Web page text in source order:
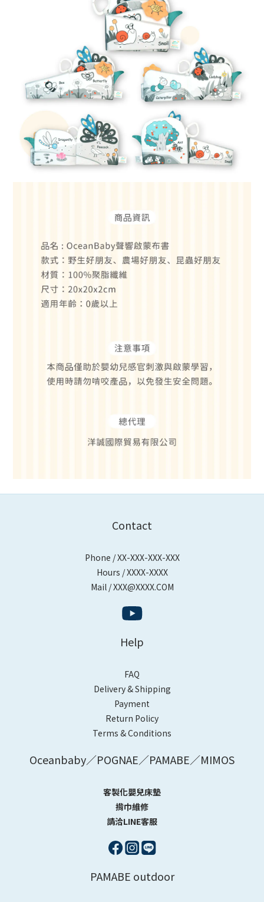
Contact
Phone / XX-XXX-XXX-XXX
Hours / XXXX-XXXX
Mail / XXX@XXXX.COM
Help
FAQ
Delivery & Shipping
Payment
Return Policy
Terms & Conditions
Oceanbaby／POGNAE／PAMABE／MIMOS
客製化嬰兒床墊
揹巾維修
請洽LINE客服
PAMABE outdoor